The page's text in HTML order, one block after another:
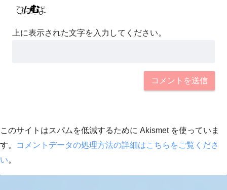
上に表示された文字を入力してください。
このサイトはスパムを低減するために Akismet を使っていま
す。
コメントデータの処理方法の詳細はこちらをご覧くださ
い。